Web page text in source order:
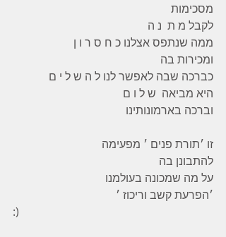
מסכימות
לקבל מ ת  נ ה
ממה שנתפס אצלנו כ ח ס ר ו ן
ומכירות בה
כברכה שבה לאפשר לנו ל ה ש ל י ם
היא מביאה  ש ל ו ם
וברכה בארמונותינו
זו ׳תורת פנים ׳ מפעימה
להתבונן בה
על מה שמכונה בעולמנו
׳הפרעת קשב וריכוז ׳
:)